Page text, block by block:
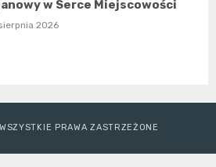
w Serce Miejscowości
2026
PRAWA ZASTRZEŻONE